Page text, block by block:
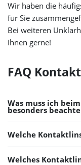
Wir haben die
für Sie
Bei weiteren
Ihnen gerne!
FAQ
Was muss ich
besonders
Welche
Welches